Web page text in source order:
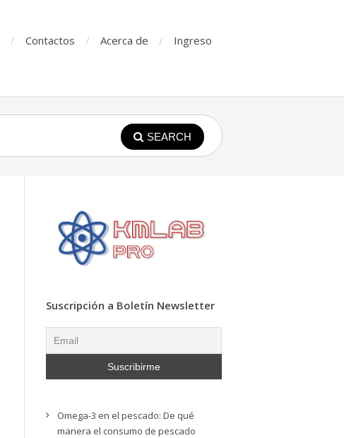
Contactos Acerca de Ingreso
SEARCH
Suscripción a Boletín Newsletter
Omega-3 en el pescado: De qué
manera el consumo de pescado